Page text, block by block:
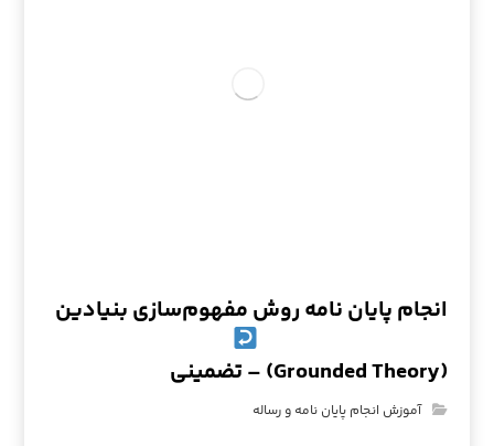
انجام پایان نامه روش مفهوم‌سازی بنیادین
(Grounded Theory) – تضمینی
آموزش انجام پایان نامه و رساله